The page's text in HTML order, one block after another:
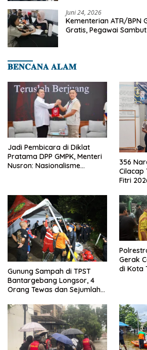
Juni 24, 2026
Kementerian ATR/BPN
Gratis, Pegawai
𝐁𝐄𝐍𝐂𝐀𝐍𝐀 𝐀𝐋𝐀𝐌
Jadi Pembicara di Diklat
Pratama DPP GMPK, Menteri
Nusron: Nasionalisme
356
Cilacap
Fitri
Gunung Sampah di TPST
Bantargebang Longsor, 4
Orang Tewas dan Sejumlah
Gerak
di Kota